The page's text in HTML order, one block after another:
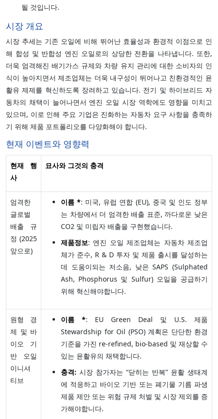
될 것입니다.
시장 개요
시장 추세는 기존 오일에 비해 뛰어난 효율성과 환경적 이점으로 인
해 합성 및 반합성 엔진 오일로의 상당한 전환을 나타냅니다. 또한,
더욱 엄격해진 배기가스 규제와 차량 유지 관리에 대한 소비자의 인
식이 높아지면서 제조업체는 더욱 내구성이 뛰어나고 친환경적인 윤
활유 제제를 혁신하도록 장려하고 있습니다. 전기 및 하이브리드 자
동차의 채택이 늘어나면서 엔진 오일 시장 역학에도 영향을 미치고
있으며, 이로 인해 주요 기업은 진화하는 자동차 요구 사항을 충족하
기 위해 제품 포트폴리오를 다양화해야 합니다.
현재 이벤트와 영향력
현재 행
사
묘사와 그것의 충격
엄격한
글로벌
배출 규
정 (2025
앞으로)
이름 *: 미국, 유럽 연합 (EU), 중국 및 인도 정부
는 차량에서 더 엄격한 배출 표준, 까다로운 낮은
CO2 및 미립자 배출을 구현했습니다.
제품정보: 엔진 오일 제조업체는 자동차 제조업
체가 준수, R & D 투자 및 제품 출시를 달성하는
데 도움이되는 저소음, 낮은 SAPS (Sulphated
Ash, Phosphorus 및 Sulfur) 오일을 공급하기
위해 혁신해야합니다.
원형 경
제 및 바
이오 기
반 오일
이니셔
티브
이름 *: EU Green Deal 및 U.S. 제품
Stewardship for Oil (PSO) 계획은 단단한 환경
기준을 가진 re-refined, bio-based 및 재상할 수
있는 윤활유의 채택합니다.
충격: 시장 참가자는 “닫히는 반복” 윤활 생태계
에 적응하고 바이오 기반 또는 폐기물 기름 파생
제품 제안 또는 위험 규제 처벌 및 시장 제외를 증
가해야합니다.